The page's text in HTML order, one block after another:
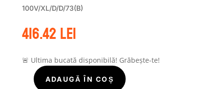
100V/XL/D/D/73(B)
416.42lei
🚨 Ultima bucată disponibilă! Grăbește-te!
CantitateADAUGĂ ÎN COȘ